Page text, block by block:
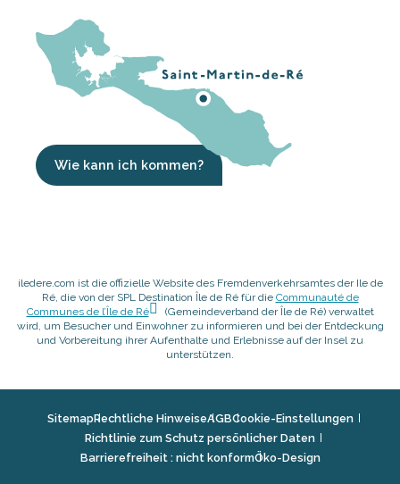
Wie kann ich kommen?
iledere.com ist die offizielle Website des Fremdenverkehrsamtes der Ile de
Ré, die von der SPL Destination Île de Ré für die Communauté de
Communes de l’Île de Ré
(Gemeindeverband der Île de Ré) verwaltet
wird, um Besucher und Einwohner zu informieren und bei der Entdeckung
und Vorbereitung ihrer Aufenthalte und Erlebnisse auf der Insel zu
unterstützen.
SitemapRechtliche HinweiseAGBCookie-Einstellungen
Richtlinie zum Schutz persönlicher Daten
Barrierefreiheit : nicht konformÖko-Design